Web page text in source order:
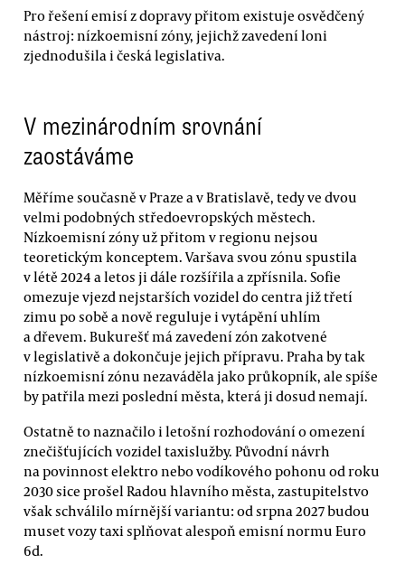
Pro řešení emisí z dopravy přitom existuje osvědčený
nástroj: nízkoemisní zóny, jejichž zavedení loni
zjednodušila i česká legislativa.
V mezinárodním srovnání
zaostáváme
Měříme současně v Praze a v Bratislavě, tedy ve dvou
velmi podobných středoevropských městech.
Nízkoemisní zóny už přitom v regionu nejsou
teoretickým konceptem. Varšava svou zónu spustila
v létě 2024 a letos ji dále rozšířila a zpřísnila. Sofie
omezuje vjezd nejstarších vozidel do centra již třetí
zimu po sobě a nově reguluje i vytápění uhlím
a dřevem. Bukurešť má zavedení zón zakotvené
v legislativě a dokončuje jejich přípravu. Praha by tak
nízkoemisní zónu nezaváděla jako průkopník, ale spíše
by patřila mezi poslední města, která ji dosud nemají.
Ostatně to naznačilo i letošní rozhodování o omezení
znečišťujících vozidel taxislužby. Původní návrh
na povinnost elektro nebo vodíkového pohonu od roku
2030 sice prošel Radou hlavního města, zastupitelstvo
však schválilo mírnější variantu: od srpna 2027 budou
muset vozy taxi splňovat alespoň emisní normu Euro
6d.